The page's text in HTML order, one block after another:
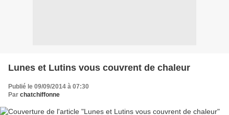
Lunes et Lutins vous couvrent de chaleur
Publié le 09/09/2014 à 07:30
Par chatchiffonne